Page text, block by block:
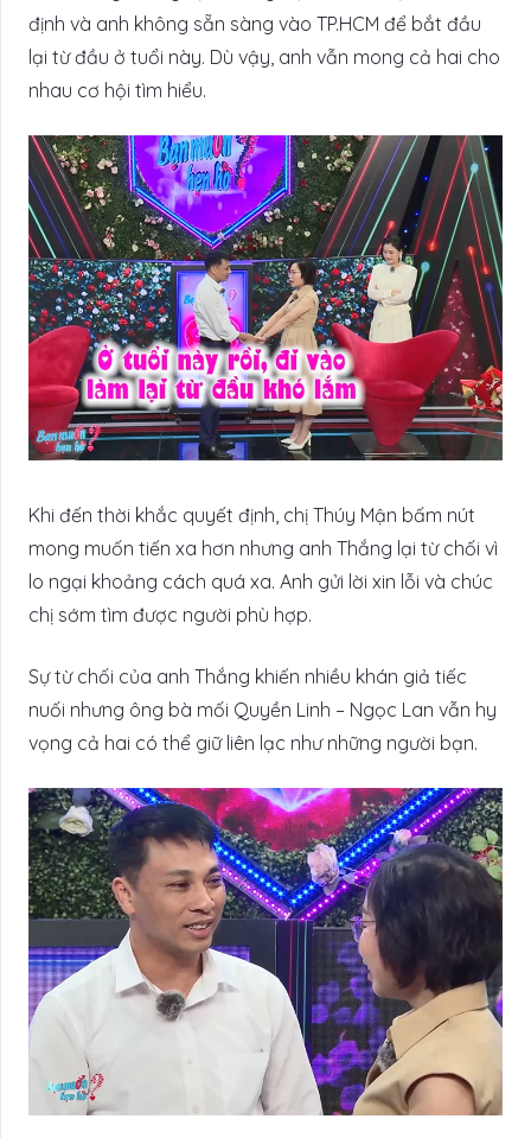
định và anh không sẵn sàng vào TP.HCM để bắt đầu
lại từ đầu ở tuổi này. Dù vậy, anh vẫn mong cả hai cho
nhau cơ hội tìm hiểu.
Khi đến thời khắc quyết định, chị Thúy Mận bấm nút
mong muốn tiến xa hơn nhưng anh Thắng lại từ chối vì
lo ngại khoảng cách quá xa. Anh gửi lời xin lỗi và chúc
chị sớm tìm được người phù hợp.
Sự từ chối của anh Thắng khiến nhiều khán giả tiếc
nuối nhưng ông bà mối Quyền Linh – Ngọc Lan vẫn hy
vọng cả hai có thể giữ liên lạc như những người bạn.